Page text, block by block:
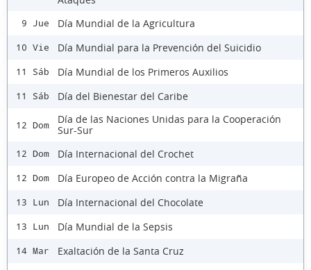
9 Jue Día Mundial de la Agricultura
10 Vie Día Mundial para la Prevención del Suicidio
11 Sáb Día Mundial de los Primeros Auxilios
11 Sáb Día del Bienestar del Caribe
12 Dom
Día de las Naciones Unidas para la Cooperación
Sur-Sur
12 Dom Día Internacional del Crochet
12 Dom Día Europeo de Acción contra la Migraña
13 Lun Día Internacional del Chocolate
13 Lun Día Mundial de la Sepsis
14 Mar
Exaltación de la Santa Cruz